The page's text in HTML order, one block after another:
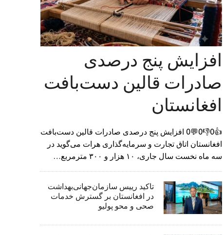
افزایش پنج درصدی
صادرات قالین دست‌بافت
افغانستان
👍0👎0💬0 افزایش پنج درصدی صادرات قالین دست‌بافت
افغانستان اتاق تجارت و سرمایه‌گذاری هرات می‌گوید در
سه ماه نخست سال جاری، ۱۰ هزار و ۳۰۰ مترمربع…
تاکید رییس سازمان‌جهانی‌بهداشت
در افغانستان بر گسترش خدمات
صحی و محو پولیو